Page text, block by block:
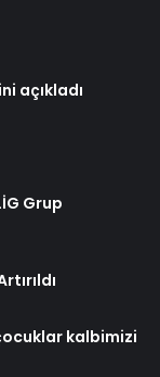
açıkladı
Grup
kalbimizi